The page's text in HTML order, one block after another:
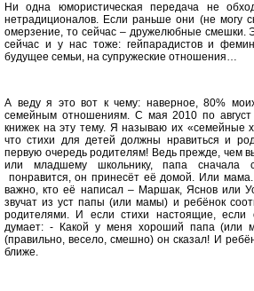
Ни одна юмористическая передача не
нетрадиционалов. Если раньше они (не могу
омерзение, то сейчас – дружелюбные смешки.
сейчас и у нас тоже: гейпарадистов и
будущее семьи, на супружеские отношения…
А веду я это вот к чему: наверное, 80%
семейным отношениям. С мая 2010 по
книжек на эту тему. Я называю их «семейные
что стихи для детей должны нравиться и
первую очередь родителям! Ведь прежде, чем
или младшему школьнику, папа сначала
понравится, он принесёт её домой. Или
важно, кто её написал – Маршак, Яснов или
звучат из уст папы (или мамы) и ребёнок
родителями. И если стихи настоящие, если
думает: - Какой у меня хороший папа (или
(правильно, весело, смешно) он сказал! И
ближе.